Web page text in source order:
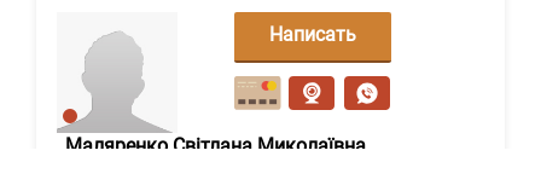
Маляренко Світлана Миколаївна
Написать
сообщение